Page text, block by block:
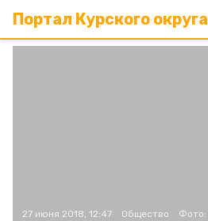
Портал Курского округа
27 июня 2018, 12:47 Общество Фото: